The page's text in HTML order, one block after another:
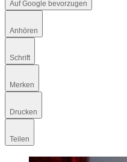
Auf Google bevorzugen
Anhören
Schrift
Merken
Drucken
Teilen